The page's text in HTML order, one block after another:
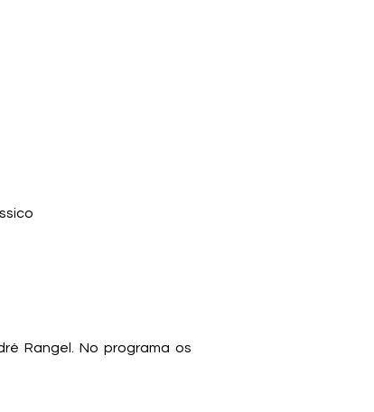
Rangel. No programa os